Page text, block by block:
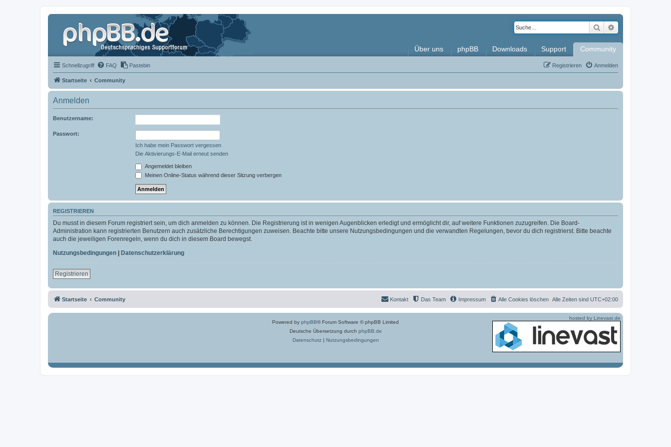
Suche
Über uns phpBB Downloads Support Community
Schnellzugriff FAQ Pastebin Anmelden
Registrieren
Startseite Community
Anmelden
Benutzername:
Passwort:
Ich habe mein Passwort vergessen
Die Aktivierungs-E-Mail erneut senden
Angemeldet bleiben
Meinen Online-Status während dieser Sitzung verbergen
REGISTRIEREN
Du musst in diesem Forum registriert sein, um dich anmelden zu können. Die Registrierung ist in wenigen Augenblicken erledigt und ermöglicht dir, auf weitere Funktionen zuzugreifen. Die Board-
Administration kann registrierten Benutzern auch zusätzliche Berechtigungen zuweisen. Beachte bitte unsere Nutzungsbedingungen und die verwandten Regelungen, bevor du dich registrierst. Bitte beachte
auch die jeweiligen Forenregeln, wenn du dich in diesem Board bewegst.
Nutzungsbedingungen | Datenschutzerklärung
Registrieren
Startseite Community Alle Zeiten sind UTC+02:00
Alle Cookies löschen
Impressum
Das Team
Kontakt
Powered by phpBB® Forum Software © phpBB Limited
Deutsche Übersetzung durch phpBB.de
Datenschutz| Nutzungsbedingungen
hosted by Linevast.de